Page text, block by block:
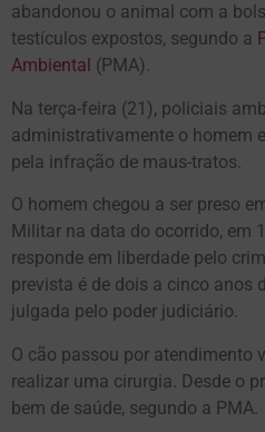
abandonou o animal com a
testículos expostos, segundo a
Ambiental (PMA).
Na terça-feira (21), policiais
administrativamente o homem
pela infração de maus-tratos.
O homem chegou a ser preso
Militar na data do ocorrido, em
responde em liberdade pelo
prevista é de dois a cinco anos
julgada pelo poder judiciário.
O cão passou por atendimento
realizar uma cirurgia. Desde o
bem de saúde, segundo a PMA.